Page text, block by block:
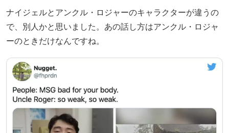
ナイジェルとアンクル・ロジャーのキャラクターが違うの
で、別人かと思いました。あの話し方はアンクル・ロジャ
ーのときだけなんですね。